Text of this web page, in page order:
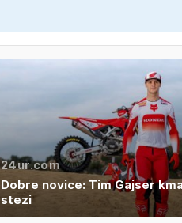
24ur.com
Dobre novice: Tim Gajser
stezi